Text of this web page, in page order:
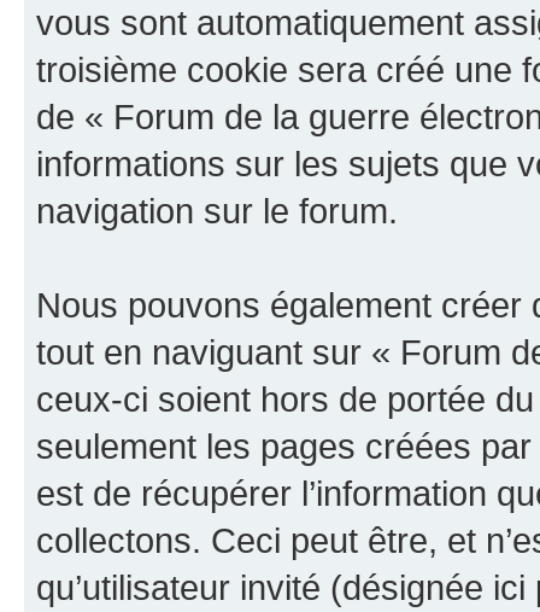
vous sont automatiquement
troisième cookie sera créé une
de « Forum de la guerre
informations sur les sujets que
navigation sur le forum.
Nous pouvons également
tout en naviguant sur « Forum
ceux-ci soient hors de portée
seulement les pages créées
est de récupérer l’information
collectons. Ceci peut être, et
qu’utilisateur invité (désignée